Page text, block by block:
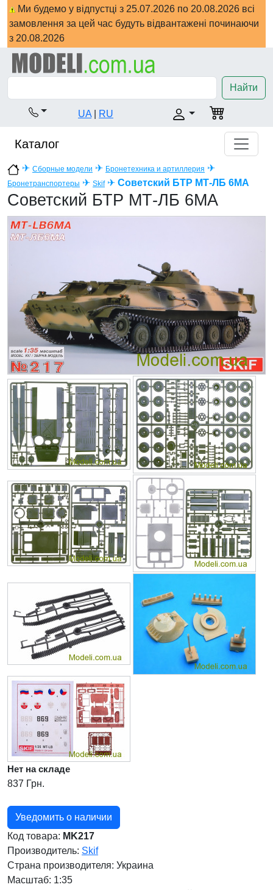
Ми будемо у відпустці з 25.07.2026 по 20.08.2026 всі
замовлення за цей час будуть відвантажені починаючи
з 20.08.2026
Найти
UA RU
Каталог
✈ Сборные модели ✈ Бронетехника и артиллерия ✈
Бронетранспортеры ✈ Skif✈ Советский БТР МТ-ЛБ 6MA
Советский БТР МТ-ЛБ 6MA
Нет на складе
837 Грн.
Уведомить о наличии
Код товара: MK217
Производитель: Skif
Страна производителя: Украина
Масштаб: 1:35